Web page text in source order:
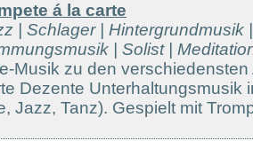
á la carte
| Schlager | Hintergrundmusik
| Solist |
Musik zu den
Dezente Unterhaltungsmusik
Jazz, Tanz). Gespielt mit